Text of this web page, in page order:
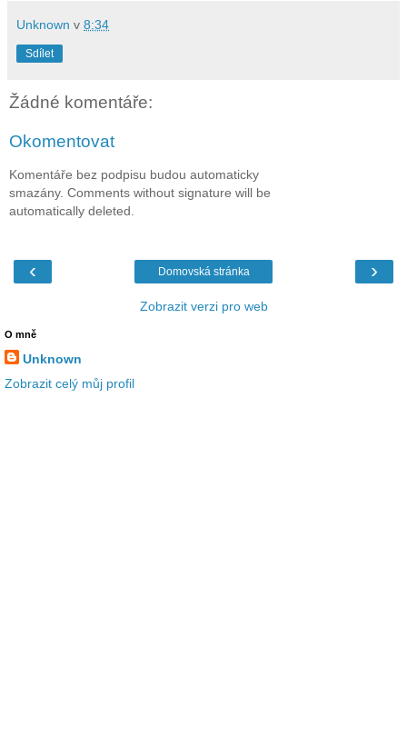
Unknown v 8:34
Sdílet
Žádné komentáře:
Okomentovat
Komentáře bez podpisu budou automaticky
smazány. Comments without signature will be
automatically deleted.
‹ ›
Domovská stránka
Zobrazit verzi pro web
O mně
Unknown
Zobrazit celý můj profil